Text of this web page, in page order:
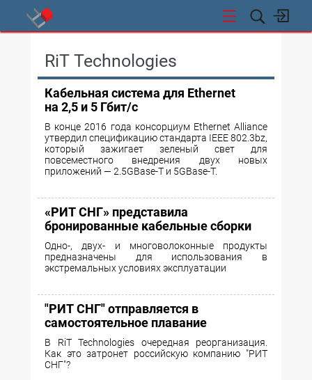
RiT Technologies
Кабельная система для Ethernet
на 2,5 и 5 Гбит‍/‍с
В конце 2016 года консорциум Ethernet Alliance
утвердил спецификацию стандарта IEEE 802.3bz,
который зажигает зеленый свет для
повсеместного внедрения двух новых
приложений — 2.5GBase-T и 5GBase-T.
«РИТ СНГ» представила
бронированные кабельные сборки
Одно-, двух- и многоволоконные продукты
предназначены для использования в
экстремальных условиях эксплуатации
"РИТ СНГ" отправляется в
самостоятельное плавание
В RiT Technologies очередная реорганизация.
Как это затронет российскую компанию "РИТ
СНГ"?